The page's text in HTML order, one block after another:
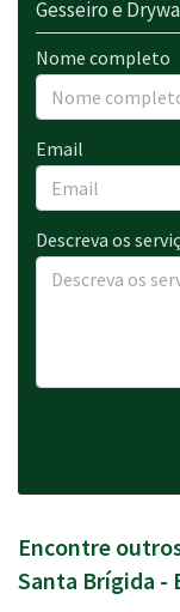
Gesseiro e
Nome completo
Email
Descreva os
Encontre
Santa Brígida -